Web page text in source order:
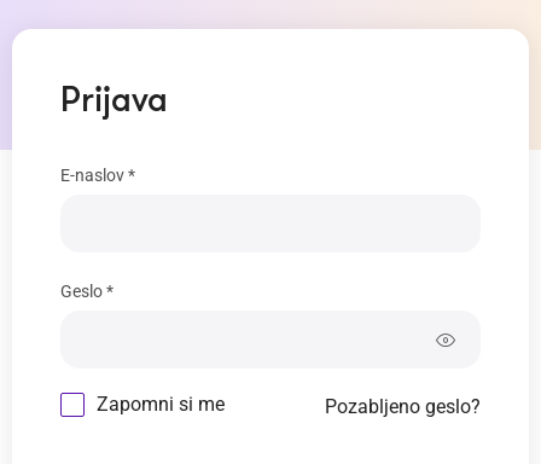
Prijava
E-naslov *
Geslo *
Zapomni si me Pozabljeno geslo?